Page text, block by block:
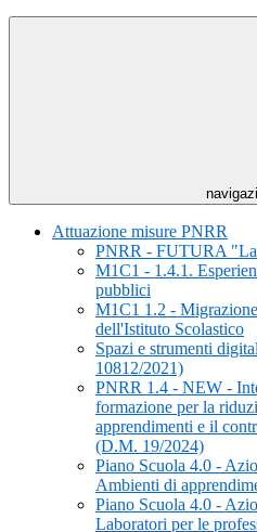
Attuazione misure PNRR
PNRR - FUTURA "La
M1C1 - 1.4.1.
pubblici
M1C1 1.2 -
dell'Istituto Scolastico
Spazi e strumenti
10812/2021)
PNRR 1.4 - NEW -
formazione per la
apprendimenti e il
(D.M. 19/2024)
Piano Scuola 4.0 -
Ambienti di
Piano Scuola 4.0 -
Laboratori per le